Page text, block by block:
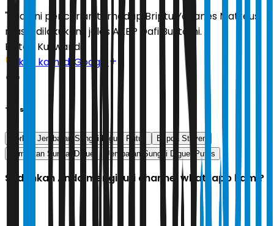
"Saat ini pencarian terhadap Briptu Yohanes Matteus
masih dilakukan," jelas AKBP Dafi Bustomi.
Editor: Kuswandi
Ikuti kami di Google
Tags
Korban Jembatan Sungai Diguel Putus
Bripda Steven
Jembatan Sungai Diguel
Jembatan Sungai Diguel Putus
Sudahkah Anda mengikuti channel whatsapp kami?